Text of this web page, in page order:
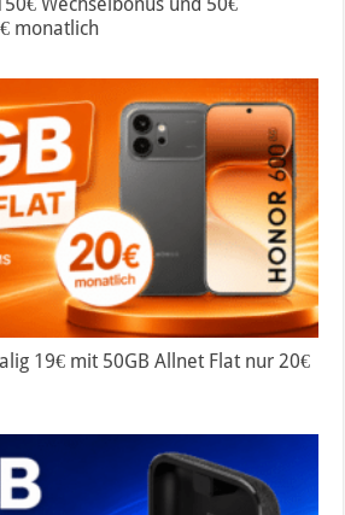
monatlich
19€ mit 50GB Allnet Flat nur 20€